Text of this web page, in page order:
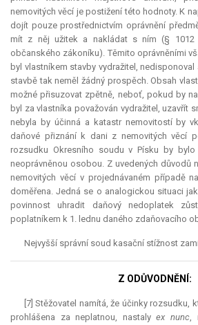
nemovitých věcí je postižení této hodnoty. K
dojít pouze prostřednictvím oprávnění
mít z něj užitek a nakládat s ním (§ 1012
občanského zákoníku). Těmito oprávněními
byl vlastníkem stavby vydražitel,
stavbě tak neměl žádný prospěch. Obsah
možné přisuzovat zpětně, neboť, pokud by
byl za vlastníka považován vydražitel, uzavřít
nebyla by účinná a katastr nemovitostí by
daňové přiznání k dani z nemovitých věcí
rozsudku Okresního soudu v Písku by
neoprávněnou osobou. Z uvedených důvodů
nemovitých věcí v projednávaném případě
doměřena. Jedná se o analogickou situaci
povinnost uhradit daňový nedoplatek
poplatníkem k 1. lednu daného zdaňovacího
Nejvyšší správní soud kasační stížnost
Z ODŮVODNĚNÍ:
[7] Stěžovatel namítá, že účinky rozsudku,
prohlášena za neplatnou, nastalyex nunc,